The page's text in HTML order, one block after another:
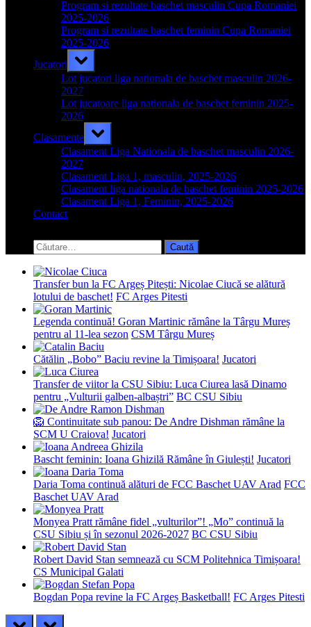
menu
Program si rezultate baschet masculin Cupa Romaniei
2025-2026
Program si rezultate baschet feminin Cupa Romaniei
2025-2026
Jucatori
Toggle
sub-
menu
Lot jucatori liga nationala de baschet masculin 2026-
2027
Lot jucatoare liga nationala de baschet feminin 2025-
2026
Clasamente
Toggle
sub-
menu
Clasament Liga Nationala de baschet masculin 2026-
2027
Clasament Liga 1, masculin, 2025-2026
Clasament liga nationala de baschet feminin 2025-2026
Clasament Liga 1, Feminin, 2025-2026
Contact
search
form
Caută
după:
Transfer bun la FC Argeș Pitești: Nicolae Ciucă se alătură
lotului de baschet! FC Arges Pitesti
Legenda continuă! Goran Martinic rămâne la Târgu Mureș
pentru al 11-lea sezon CSM Târgu Mureș
Cătălin „Bobo” Baciu revine la Timișoara! Jucatori
Transfer de viitor la CSU Sibiu: Luca Ciurea lasă Dinamo
pentru „Vulturii galben-albaștri” BC CSU Sibiu
🦁 Continuitate sub panou: De Andre Dishman rămâne la
SCM U Craiova! Jucatori
Bascht feminin: Ioana Ghizilă Rămâne în Giulești! Jucatori
Daria Toma continuă alături de FCC Baschet UAV Arad FCC
Baschet UAV Arad
Monyea Pratt rămâne fidel „vulturilor”! „Mo” continuă la
CSU Sibiu și în sezonul 2026-2027 BC CSU Sibiu
Robert David Stan semnează cu SCM Politehnica Timișoara!
CS Municipal Galati
Bogdan Popa revine la FC Argeș Basketball! FC Arges Pitesti
prev next